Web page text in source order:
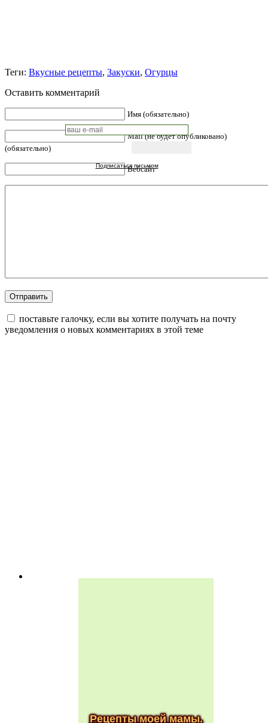
Подписаться письмом
Теги: Вкусные рецепты, Закуски, Огурцы
Оставить комментарий
Имя (обязательно)
Mail (не будет опубликовано)
(обязательно)
Вебсайт
поставьте галочку, если вы хотите получать на почту
уведомления о новых комментариях в этой теме
Рецепты моей мамы.